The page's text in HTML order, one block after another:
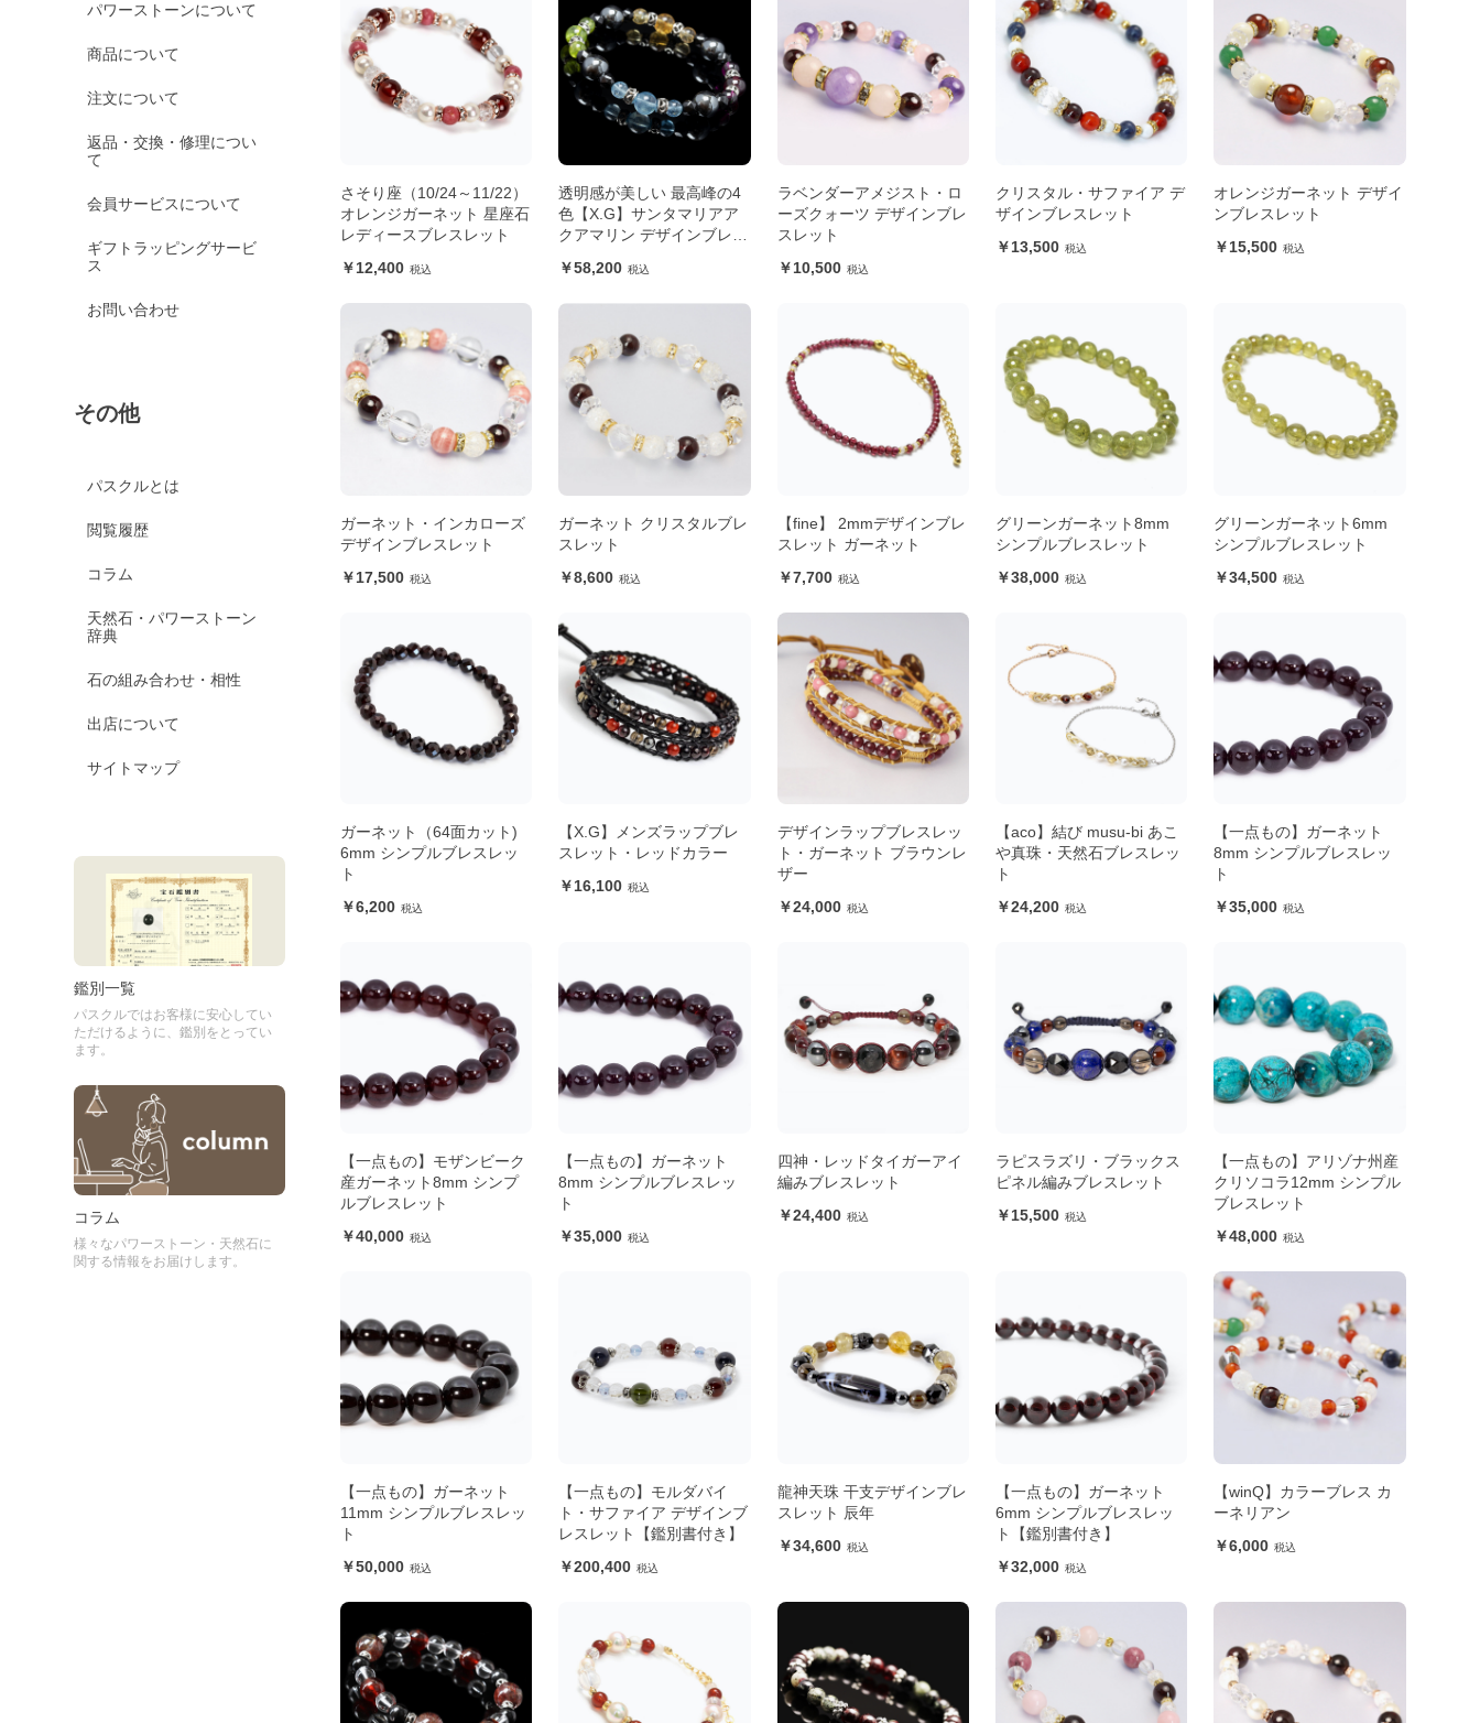
パワーストーンについて
商品について
注文について
返品・交換・修理につい
て
会員サービスについて
ギフトラッピングサービ
ス
お問い合わせ
その他
パスクルとは
閲覧履歴
コラム
天然石・パワーストーン
辞典
石の組み合わせ・相性
出店について
サイトマップ
鑑別一覧
パスクルではお客様に安心してい
ただけるように、鑑別をとってい
ます。
コラム
様々なパワーストーン・天然石に
関する情報をお届けします。
さそり座（10/24～11/22）
オレンジガーネット 星座石
レディースブレスレット
12,400
透明感が美しい 最高峰の4
色【X.G】サンタマリアア
クアマリン デザインブレス
58,200
ラベンダーアメジスト・ロ
ーズクォーツ デザインブレ
スレット
10,500
クリスタル・サファイア デ
ザインブレスレット
13,500
オレンジガーネット デザイ
ンブレスレット
15,500
ガーネット・インカローズ
デザインブレスレット
17,500
ガーネット クリスタルブレ
スレット
8,600
【fine】 2mmデザインブレ
スレット ガーネット
7,700
グリーンガーネット8mm
シンプルブレスレット
38,000
グリーンガーネット6mm
シンプルブレスレット
34,500
ガーネット（64面カット)
6mm シンプルブレスレッ
ト
6,200
【X.G】メンズラップブレ
スレット・レッドカラー
16,100
デザインラップブレスレッ
ト・ガーネット ブラウンレ
ザー
24,000
【aco】結び musu-bi あこ
や真珠・天然石ブレスレッ
ト
24,200
【一点もの】ガーネット
8mm シンプルブレスレッ
ト
35,000
【一点もの】モザンビーク
産ガーネット8mm シンプ
ルブレスレット
40,000
【一点もの】ガーネット
8mm シンプルブレスレッ
ト
35,000
四神・レッドタイガーアイ
編みブレスレット
24,400
ラピスラズリ・ブラックス
ピネル編みブレスレット
15,500
【一点もの】アリゾナ州産
クリソコラ12mm シンプル
ブレスレット
48,000
【一点もの】ガーネット
11mm シンプルブレスレッ
ト
50,000
【一点もの】モルダバイ
ト・サファイア デザインブ
レスレット【鑑別書付き】
200,400
龍神天珠 干支デザインブレ
スレット 辰年
34,600
【一点もの】ガーネット
6mm シンプルブレスレッ
ト【鑑別書付き】
32,000
【winQ】カラーブレス カ
ーネリアン
6,000